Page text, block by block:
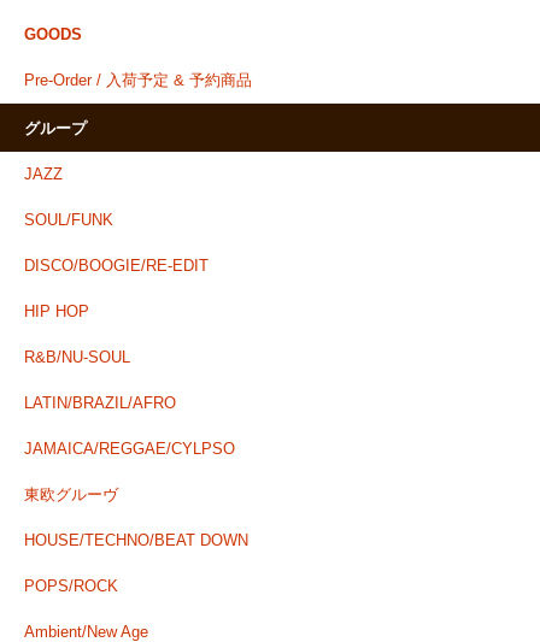
GOODS
Pre-Order / 入荷予定 & 予約商品
グループ
JAZZ
SOUL/FUNK
DISCO/BOOGIE/RE-EDIT
HIP HOP
R&B/NU-SOUL
LATIN/BRAZIL/AFRO
JAMAICA/REGGAE/CYLPSO
東欧グルーヴ
HOUSE/TECHNO/BEAT DOWN
POPS/ROCK
Ambient/New Age